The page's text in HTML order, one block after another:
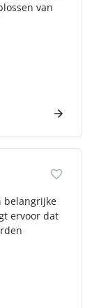
van
belangrijke
ervoor dat